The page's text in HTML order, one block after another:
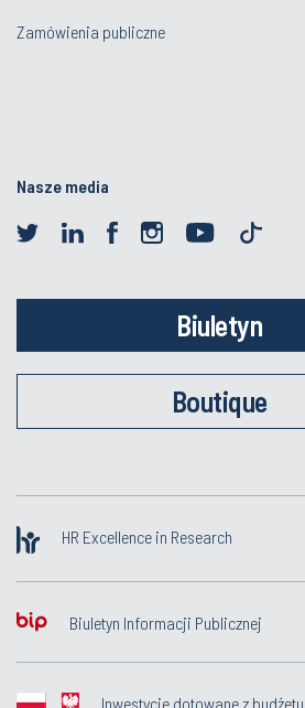
Zamówienia publiczne
Nasze media
Biuletyn
Boutique
HR Excellence in Research
Biuletyn Informacji Publicznej
Inwestycje dotowane z